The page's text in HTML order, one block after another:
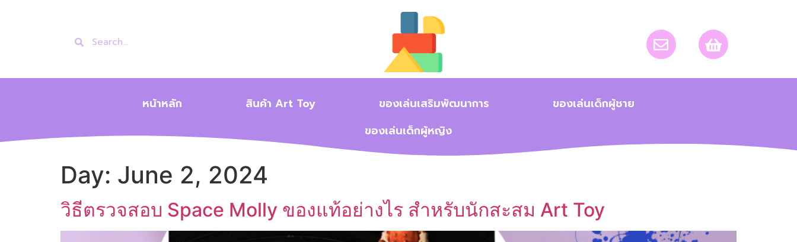
หน้าหลัก สินค้า Art Toy ของเล่นเสริมพัฒนาการ
ของเล่นเด็กผู้ชาย
ของเล่นเด็กผู้หญิง
Day: June 2, 2024
วิธีตรวจสอบ Space Molly ของแท้อย่างไร สำหรับนักสะสม Art Toy